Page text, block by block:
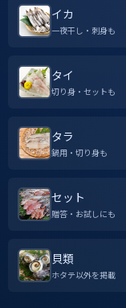
イカ
一夜干し・刺身も
タイ
切り身・セットも
タラ
鍋用・切り身も
セット
贈答・お試しにも
貝類
ホタテ以外を掲載